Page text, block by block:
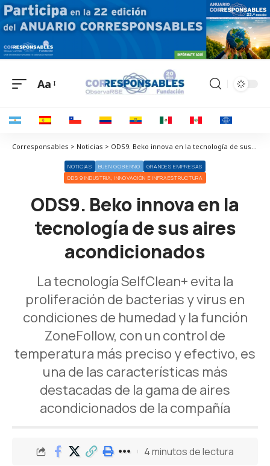
Aa
Corresponsables > Noticias > ODS9. Beko innova en la tecnología de sus aires acondicionados
NOTICIAS BUEN GOBIERNO
GRANDES EMPRESAS
ODS 9 INDUSTRIA, INNOVACIÓN E INFRAESTRUCTURA
ODS9. Beko innova en la
tecnología de sus aires
acondicionados
La tecnología SelfClean+ evita la
proliferación de bacterias y virus en
condiciones de humedad y la función
ZoneFollow, con un control de
temperatura más preciso y efectivo, es
una de las características más
destacadas de la gama de aires
acondicionados de la compañía
4 minutos de lectura